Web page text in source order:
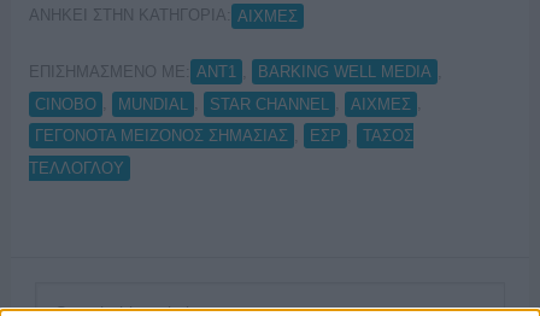
ΑΝΗΚΕΙ ΣΤΗΝ ΚΑΤΗΓΟΡΙΑ: ΑΙΧΜΕΣ
ΕΠΙΣΗΜΑΣΜΕΝΟ ΜΕ: ANT1 BARKING WELL MEDIA
CINOBO
MUNDIAL STAR CHANNEL ΑΙΧΜΕΣ
ΓΕΓΟΝΟΤΑ ΜΕΙΖΟΝΟΣ ΣΗΜΑΣΙΑΣ
ΕΣΡ
ΤΑΣΟΣ
ΤΕΛΛΟΓΛΟΥ